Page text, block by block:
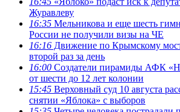
Журавлеву
16:35 Мельникова и еще шесть
России не получили визы на ЧЕ
16:16 Движение по Крымскому
второй раз за день
16:00 Создатели пирамиды АФК
от шести до 12 лет колонии
15:45 Верховный суд 10 августа
снятии «Яблока» с выборов